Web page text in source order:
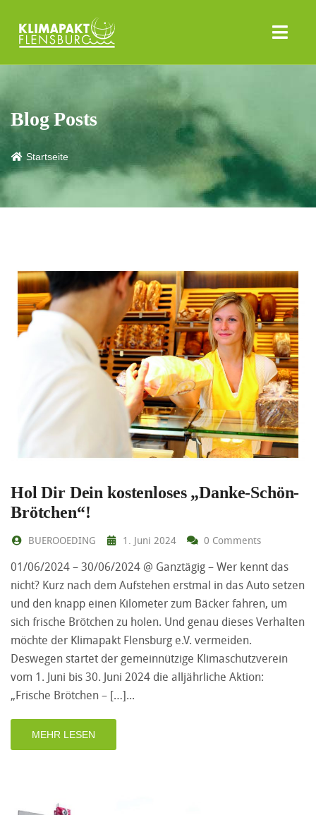
Blog Posts
Startseite
Hol Dir Dein kostenloses „Danke-Schön-
Brötchen“!
BUEROOEDING 1. Juni 2024 0 Comments
01/06/2024 – 30/06/2024 @ Ganztägig – Wer kennt das
nicht? Kurz nach dem Aufstehen erstmal in das Auto setzen
und den knapp einen Kilometer zum Bäcker fahren, um
sich frische Brötchen zu holen. Und genau dieses Verhalten
möchte der Klimapakt Flensburg e.V. vermeiden.
Deswegen startet der gemeinnützige Klimaschutzverein
vom 1. Juni bis 30. Juni 2024 die alljährliche Aktion:
„Frische Brötchen – […]
MEHR LESEN